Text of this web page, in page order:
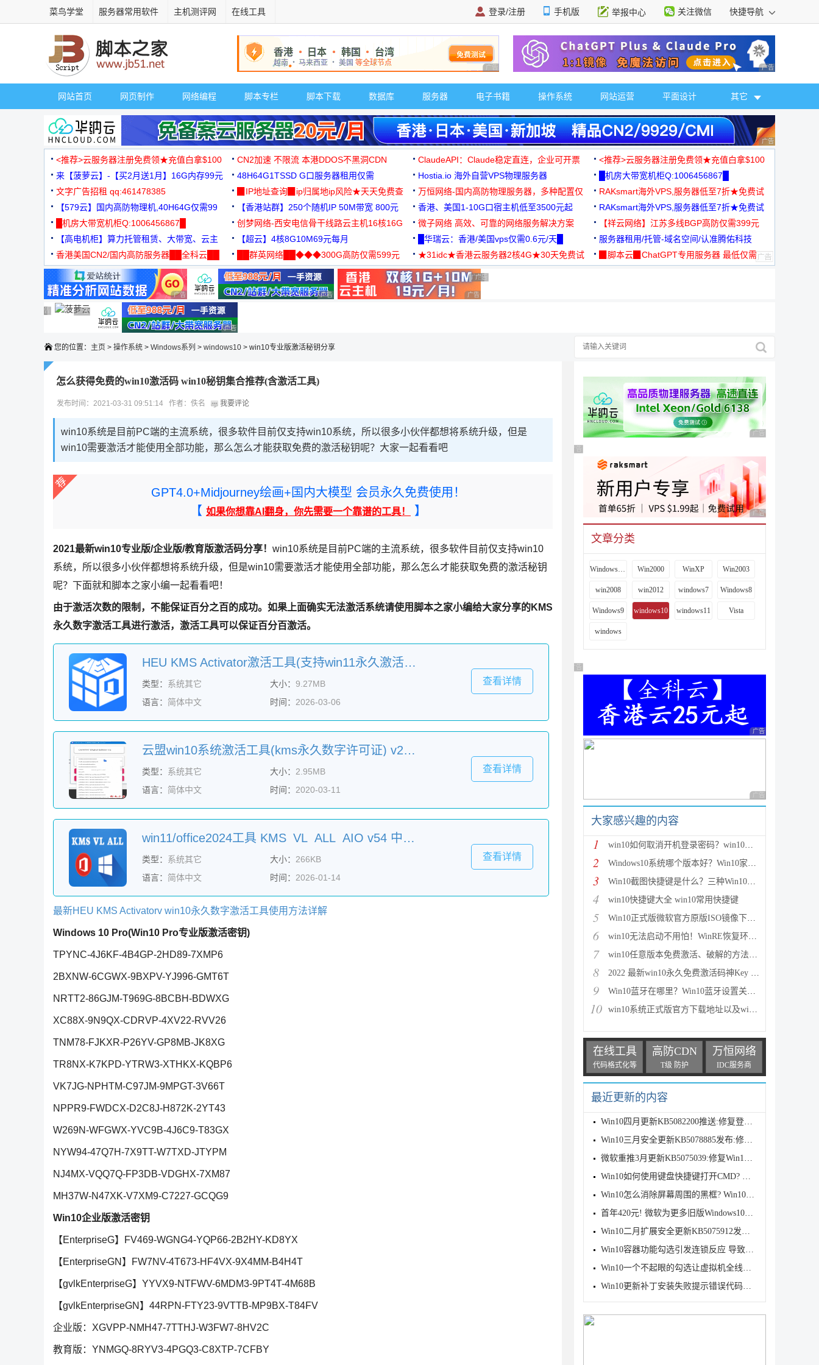
菜鸟学堂 服务器常用软件 主机测评网 在线工具 登录/注册 手机版 举报中心 关注微信 快捷导航
广告 商业广告，理性选择 广告 商业广告，理
网站首页 网页制作 网络编程 脚本专栏 脚本下载 数据库 服务器 电子书籍 操作系统 网站运营 平面设计 其它
广告 商业广告，理
<推荐>云服务器注册免费领★充值白拿$100 CN2加速 不限流 本港DDOS不黑洞CDN ClaudeAPI：Claude稳定直连，企业可开票
<推荐>云服务器注册免费领★充值白拿$100
来【菠萝云】-【买2月送1月】16G内存99元
48H64G1TSSD G口服务器租用仅需
3000+可免费测试
Hostia.io 海外自营VPS物理服务器
█机房大带宽机柜Q:1006456867█
文字广告招租 qq:461478385
▉IP地址查询▉ip归属地ip风险★天天免费查
万恒网络-国内高防物理服务器，多种配置仅
99元/月起
RAKsmart海外VPS,服务器低至7折★免费试
用★
【579云】国内高防物理机,40H64G仅需99
元
【香港站群】250个随机IP 50M带宽 800元 香港、美国1-10G口宿主机低至3500元起
RAKsmart海外VPS,服务器低至7折★免费试
用★
█机房大带宽机柜Q:1006456867█
创梦网络-西安电信骨干线路云主机16核16G
88元/月
微子网络 高效、可靠的网络服务解决方案
【祥云网络】江苏多线BGP高防仅需399元
【高电机柜】算力托管租赁、大带宽、云主
机
【超云】4核8G10M69元每月 █华瑞云：香港/美国vps仅需0.6元/天█
服务器租用/托管-域名空间/认准腾佑科技
香港美国CN2/国内高防服务器██全科云██
██群英网络██◆◆◆300G高防仅需599元
◆◆◆
★31idc★香港云服务器2核4G★30天免费试
用◆
▉脚本云▉ChatGPT专用服务器 最低仅需
广告 商业广告，理性选择 广告 商业广告，理性选择 广告 商业广告，理性选择
广告 商业广告，理性选择
广告 商业广告，理性选择
广告 商业广告，理性选择
广告 商业广告，理性选择
广告 商业广告，理性选择广告 商业广告，理性选择
广告 商业广告，理性选择
您的位置： 主页 > 操作系统 > Windows系列 > windows10 > win10专业版激活秘钥分享
怎么获得免费的win10激活码 win10秘钥集合推荐(含激活工具)
发布时间：2021-03-31 09:51:14 作者：佚名 我要评论
win10系统是目前PC端的主流系统，很多软件目前仅支持win10系统，所以很多小伙伴都想将系统升级，但是
win10需要激活才能使用全部功能，那么怎么才能获取免费的激活秘钥呢？大家一起看看吧
GPT4.0+Midjourney绘画+国内大模型 会员永久免费使用！
【 如果你想靠AI翻身，你先需要一个靠谱的工具！ 】
2021最新win10专业版/企业版/教育版激活码分享！ win10系统是目前PC端的主流系统，很多软件目前仅支持win10
系统，所以很多小伙伴都想将系统升级，但是win10需要激活才能使用全部功能，那么怎么才能获取免费的激活秘钥
呢？下面就和脚本之家小编一起看看吧！
由于激活次数的限制，不能保证百分之百的成功。如果上面确实无法激活系统请使用脚本之家小编给大家分享的KMS
永久数字激活工具进行激活，激活工具可以保证百分百激活。
HEU KMS Activator激活工具(支持win11永久激活) v63.3.2 知彼而知己版
类型： 系统其它 大小： 9.27MB
语言： 简体中文 时间： 2026-03-06
查看详情
云盟win10系统激活工具(kms永久数字许可证) v2.5.0.0 最新免费版
类型： 系统其它 大小： 2.95MB
语言： 简体中文 时间： 2020-03-11
查看详情
win11/office2024工具 KMS_VL_ALL_AIO v54 中/英文免费绿色版
类型： 系统其它 大小： 266KB
语言： 简体中文 时间： 2026-01-14
查看详情
最新HEU KMS Activatorv win10永久数字激活工具使用方法详解
Windows 10 Pro(Win10 Pro专业版激活密钥)
TPYNC-4J6KF-4B4GP-2HD89-7XMP6
2BXNW-6CGWX-9BXPV-YJ996-GMT6T
NRTT2-86GJM-T969G-8BCBH-BDWXG
XC88X-9N9QX-CDRVP-4XV22-RVV26
TNM78-FJKXR-P26YV-GP8MB-JK8XG
TR8NX-K7KPD-YTRW3-XTHKX-KQBP6
VK7JG-NPHTM-C97JM-9MPGT-3V66T
NPPR9-FWDCX-D2C8J-H872K-2YT43
W269N-WFGWX-YVC9B-4J6C9-T83GX
NYW94-47Q7H-7X9TT-W7TXD-JTYPM
NJ4MX-VQQ7Q-FP3DB-VDGHX-7XM87
MH37W-N47XK-V7XM9-C7227-GCQG9
Win10企业版激活密钥
【EnterpriseG】FV469-WGNG4-YQP66-2B2HY-KD8YX
【EnterpriseGN】FW7NV-4T673-HF4VX-9X4MM-B4H4T
【gvlkEnterpriseG】YYVX9-NTFWV-6MDM3-9PT4T-4M68B
【gvlkEnterpriseGN】44RPN-FTY23-9VTTB-MP9BX-T84FV
企业版：XGVPP-NMH47-7TTHJ-W3FW7-8HV2C
教育版：YNMGQ-8RYV3-4PGQ3-C8XTP-7CFBY
广告 商业广告，理性
广告 商业广告，理性选择
广告 商业广告，理性
文章分类
Windows 9x Win2000 WinXP Win2003
win2008 win2012 windows7 Windows8
Windows9 windows10 windows11 Vista
windows
广告 商业广告，理性选择
广告 商业广告，理性
广告 商业广告，理性
大家感兴趣的内容
1 win10如何取消开机登录密码？win10取消登录密码方法图
2 Windows10系统哪个版本好？Win10家庭版和专业版的区别
3 Win10截图快捷键是什么？三种Win10截图方法介绍
4 win10快捷键大全 win10常用快捷键
5 Win10正式版微软官方原版ISO镜像下载大全(32位/64位)
6 win10无法启动不用怕！WinRE恢复环境轻松修复win10系
7 win10任意版本免费激活、破解的方法步骤
8 2022 最新win10永久免费激活码神Key win10安装密钥激
9 Win10蓝牙在哪里？Win10蓝牙设置关闭或开启方法图解
10 win10系统正式版官方下载地址以及win10系统正式版两种
在线工具
代码格式化等
高防CDN
T级 防护
万恒网络
IDC服务商
最近更新的内容
Win10四月更新KB5082200推送:修复登录与远程桌面漏洞
Win10三月安全更新KB5078885发布:修复卡死/更新证书/
微软重推3月更新KB5075039:修复Win10恢复环境故障
Win10如何使用键盘快捷键打开CMD? 键盘打开命令提示符
Win10怎么消除屏幕周围的黑框? Win10全屏黑边解决方案
首年420元! 微软为更多旧版Windows10推出ESU付费安全
Win10二月扩展安全更新KB5075912发布: 修复6个在野零
Win10容器功能勾选引发连锁反应 导致虚拟机全线瘫痪：
Win10一个不起眼的勾选让虚拟机全线瘫痪:附解决办法
Win10更新补丁安装失败提示错误代码0x800f0922的解决